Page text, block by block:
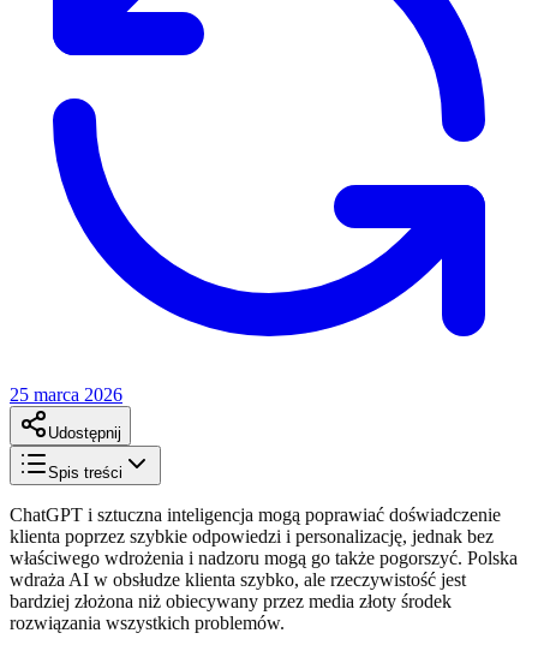
25 marca 2026
Udostępnij
Spis treści
ChatGPT i sztuczna inteligencja mogą poprawiać doświadczenie
klienta poprzez szybkie odpowiedzi i personalizację, jednak bez
właściwego wdrożenia i nadzoru mogą go także pogorszyć. Polska
wdraża AI w obsłudze klienta szybko, ale rzeczywistość jest
bardziej złożona niż obiecywany przez media złoty środek
rozwiązania wszystkich problemów.